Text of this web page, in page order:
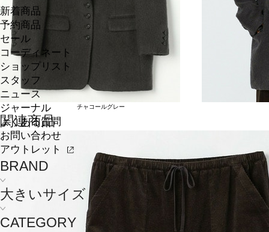
新着商品
予約商品
セール
コーディネート
ショップリスト
スタッフ
ニュース
ジャーナル
よくある質問
お問い合わせ
アウトレット
BRAND
大きいサイズ
CATEGORY
チャコールグレー
関連商品